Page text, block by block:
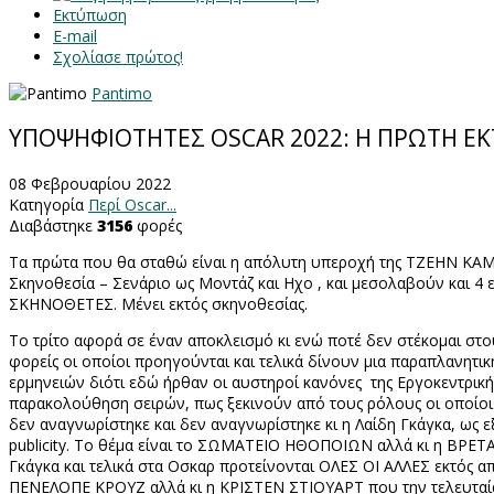
Εκτύπωση
E-mail
Σχολίασε πρώτος!
Pantimo
YΠΟΨΗΦΙΟΤΗΤΕΣ OSCAR 2022: Η ΠΡΩΤΗ
08 Φεβρουαρίου 2022
Κατηγορία Περί Oscar...
Διαβάστηκε 3156 φορές
Τα πρώτα που θα σταθώ είναι η απόλυτη υπεροχή της ΤΖΕΗΝ
Σκηνοθεσία – Σενάριο ως Μοντάζ και Ηχο , και μεσολαβούν και 4
ΣΚΗΝΟΘΕΤΕΣ. Μένει εκτός σκηνοθεσίας.
Το τρίτο αφορά σε έναν αποκλεισμό κι ενώ ποτέ δεν στέκομαι
φορείς οι οποίοι προηγούνται και τελικά δίνουν μια
ερμηνειών διότι εδώ ήρθαν οι αυστηροί κανόνες της
παρακολούθηση σειρών, πως ξεκινούν από τους ρόλους οι
δεν αναγνωρίστηκε και δεν αναγνωρίστηκε κι η Λαίδη Γκάγκα, ως
publicity. Το θέμα είναι το ΣΩΜΑΤΕΙΟ ΗΘΟΠΟΙΩΝ αλλά κι η
Γκάγκα και τελικά στα Οσκαρ προτείνονται ΟΛΕΣ ΟΙ ΑΛΛΕΣ
ΠΕΝΕΛΟΠΕ ΚΡΟΥΖ αλλά κι η ΚΡΙΣΤΕΝ ΣΤΙΟΥΑΡΤ που την